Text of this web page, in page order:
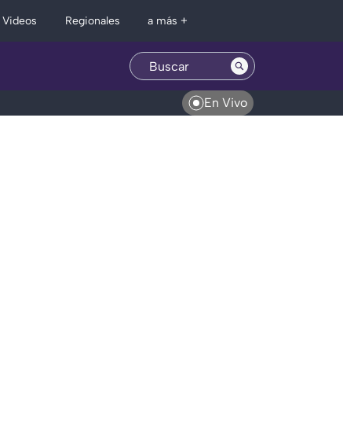
Videos Regionales a más +
En Vivo